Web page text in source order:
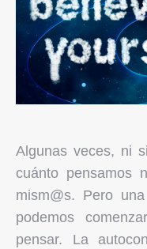
Algunas veces, ni
cuánto pensamos
mism@s. Pero
podemos
pensar. La